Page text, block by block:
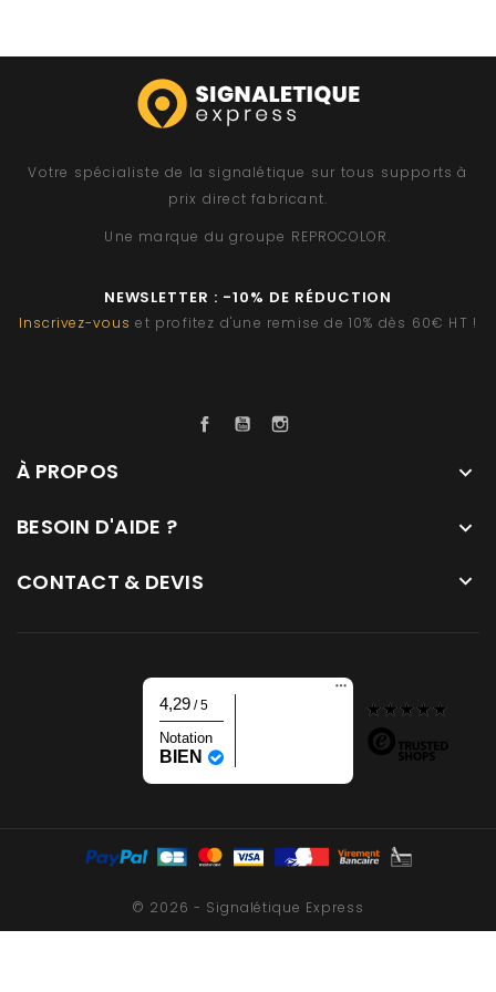
Votre spécialiste de la signalétique sur tous supports à
prix direct fabricant.
Une marque du groupe REPROCOLOR.
NEWSLETTER : -10% DE RÉDUCTION
Inscrivez-vous et profitez d'une remise de 10% dès 60€ HT !
FacebookYouTube
À PROPOS 
BESOIN D'AIDE ? 
CONTACT & DEVIS 
4,29 / 5
Notation
BIEN
© 2026 - Signalétique Express